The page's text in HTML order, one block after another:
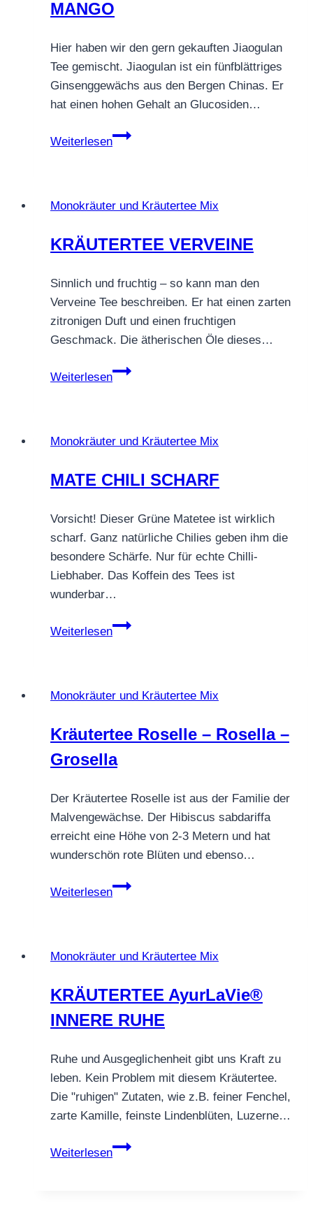
MANGO
Hier haben wir den gern gekauften Jiaogulan
Tee gemischt. Jiaogulan ist ein fünfblättriges
Ginsenggewächs aus den Bergen Chinas. Er
hat einen hohen Gehalt an Glucosiden…
Weiterlesen
KRÄUTERTEE
Monokräuter und Kräutertee Mix
KRÄUTERTEE VERVEINE
Sinnlich und fruchtig – so kann man den
Verveine Tee beschreiben. Er hat einen zarten
zitronigen Duft und einen fruchtigen
Geschmack. Die ätherischen Öle dieses…
Weiterlesen
KRÄUTERTEE
Monokräuter und Kräutertee Mix
MATE CHILI SCHARF
Vorsicht! Dieser Grüne Matetee ist wirklich
scharf. Ganz natürliche Chilies geben ihm die
besondere Schärfe. Nur für echte Chilli-
Liebhaber. Das Koffein des Tees ist
wunderbar…
Weiterlesen
MATE
Monokräuter und Kräutertee Mix
Kräutertee Roselle – Rosella –
Grosella
Der Kräutertee Roselle ist aus der Familie der
Malvengewächse. Der Hibiscus sabdariffa
erreicht eine Höhe von 2-3 Metern und hat
wunderschön rote Blüten und ebenso…
Weiterlesen
Kräutertee
–
Monokräuter und Kräutertee Mix
KRÄUTERTEE AyurLaVie®
INNERE RUHE
Ruhe und Ausgeglichenheit gibt uns Kraft zu
leben. Kein Problem mit diesem Kräutertee.
Die "ruhigen" Zutaten, wie z.B. feiner Fenchel,
zarte Kamille, feinste Lindenblüten, Luzerne…
Weiterlesen
KRÄUTERTEE